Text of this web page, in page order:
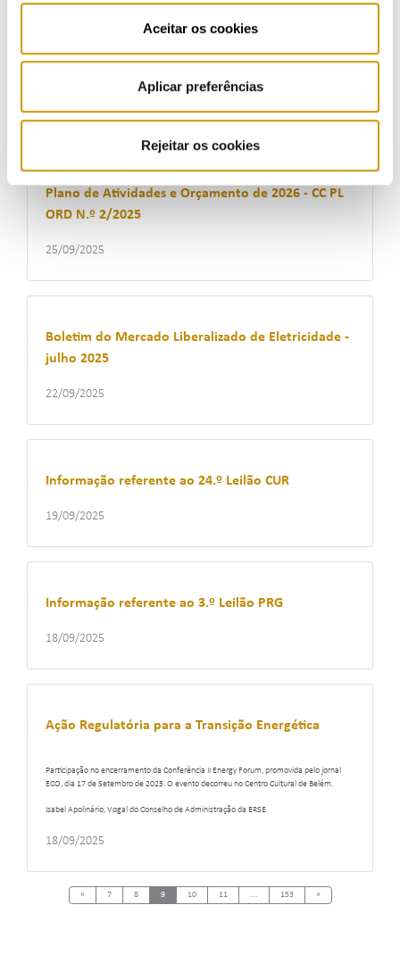
Aceitar os cookies
Aplicar preferências
Rejeitar os cookies
Boletim das Ofertas Comerciais de Eletricidade -
Plano de Atividades e Orçamento de 2026 - CC PL
ORD N.º 2/2025
25/09/2025
Boletim do Mercado Liberalizado de Eletricidade -
julho 2025
22/09/2025
Informação referente ao 24.º Leilão CUR
19/09/2025
Informação referente ao 3.º Leilão PRG
18/09/2025
Ação Regulatória para a Transição Energética
Participação no encerramento da Conferência II Energy Forum, promovida pelo jornal
ECO, dia 17 de Setembro de 2025. O evento decorreu no Centro Cultural de Belém.
Isabel Apolinário, Vogal do Conselho de Administração da ERSE
18/09/2025
«Previous
7 8 9 10 11 ... 153 »Next